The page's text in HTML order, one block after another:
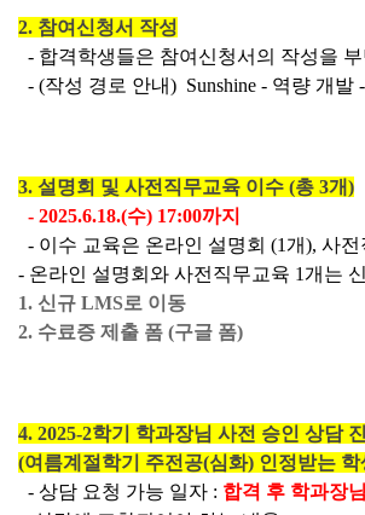
2. 참여신청서 작성
- 합격학생들은 참여신청서의 작성을
- (작성 경로 안내)  Sunshine - 역량 개
3. 설명회 및 사전직무교육 이수 (총 3개)
- 2025.6.18.(수) 17:00까지
- 이수 교육은 온라인 설명회 (1개), 사
- 온라인 설명회와 사전직무교육 1개는
1. 신규 LMS로 이동
2. 수료증 제출 폼 (구글 폼)
4. 2025-2학기 학과장님 사전 승인 상담
(여름계절학기 주전공(심화) 인정받는
- 상담 요청 가능 일자 : 합격 후 학과장